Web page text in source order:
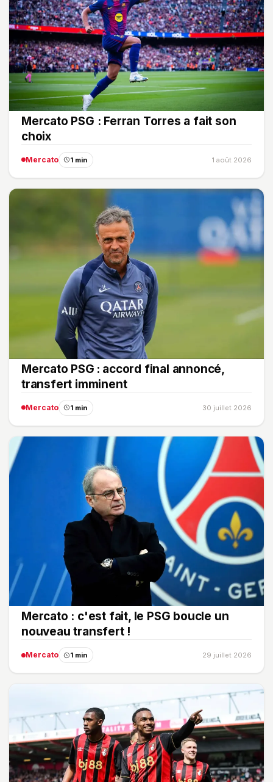
Mercato PSG : Ferran Torres a fait son
choix
Mercato 1 min 1 août 2026
Mercato PSG : accord final annoncé,
transfert imminent
Mercato 1 min 30 juillet 2026
Mercato : c'est fait, le PSG boucle un
nouveau transfert !
Mercato 1 min 29 juillet 2026